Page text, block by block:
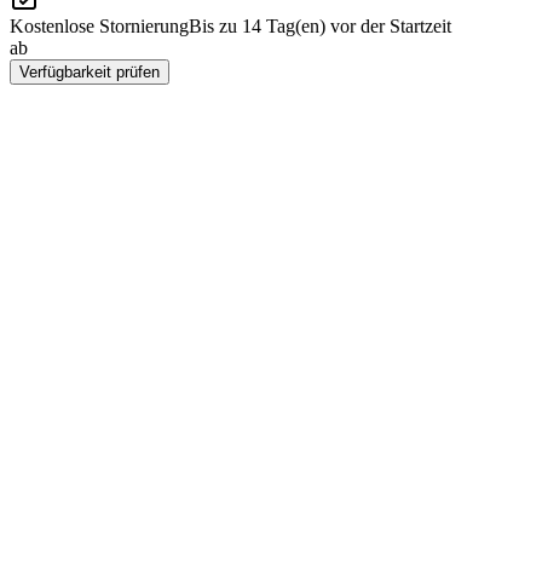
Kostenlose StornierungBis zu 14 Tag(en) vor der Startzeit
ab
Verfügbarkeit prüfen